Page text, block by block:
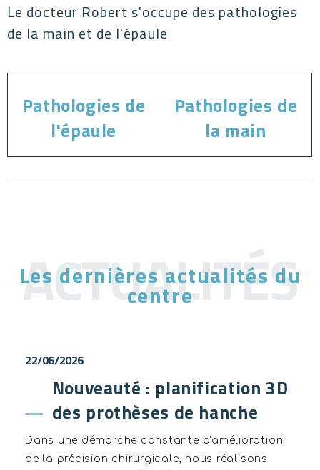
Le docteur Robert s'occupe des pathologies
de la main et de l'épaule
Pathologies de
l'épaule
Pathologies de
la main
Les dernières actualités du
centre
22/06/2026
Nouveauté : planification 3D
des prothèses de hanche
Dans une démarche constante d'amélioration
de la précision chirurgicale, nous réalisons